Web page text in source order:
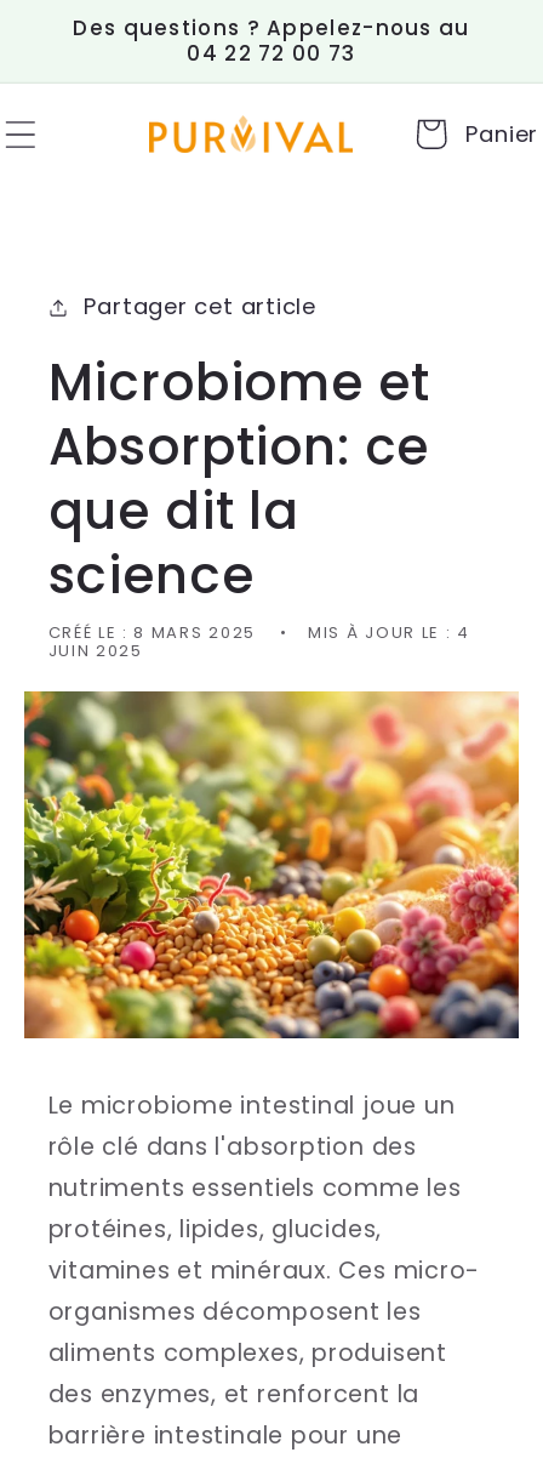
passer
contenu
Des questions ? Appelez-nous au
04 22 72 00 73
Panier
Partager cet article
Microbiome et
Absorption: ce
que dit la
science
CRÉÉ LE :8 MARS 2025 MIS À JOUR LE : 4
JUIN 2025
Le microbiome intestinal joue un
rôle clé dans l'absorption des
nutriments essentiels comme les
protéines, lipides, glucides,
vitamines et minéraux. Ces micro-
organismes décomposent les
aliments complexes, produisent
des enzymes, et renforcent la
barrière intestinale pour une